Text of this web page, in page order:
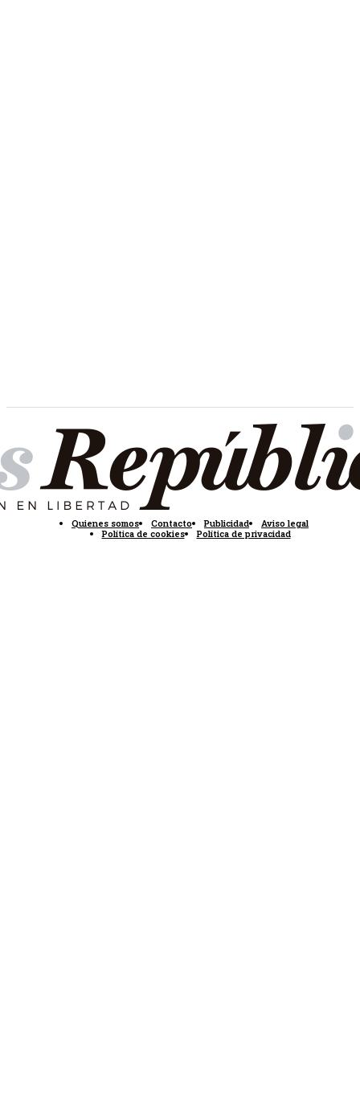
Quienes somos Contacto Publicidad
Aviso legal
Política de cookies
Política de privacidad